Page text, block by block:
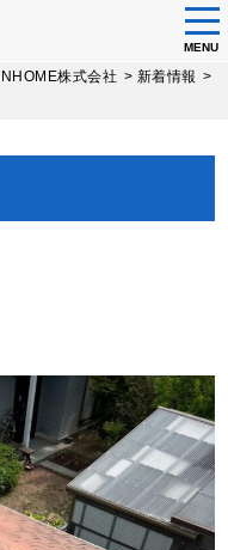
MENU
株式会社 > 新着情報 >